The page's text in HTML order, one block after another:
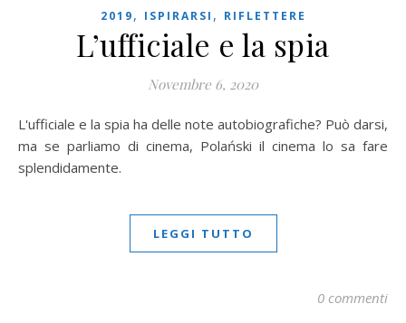
2019, ISPIRARSI , RIFLETTERE
L’ufficiale e la spia
Novembre 6, 2020
L'ufficiale e la spia ha delle note autobiografiche? Può darsi,
ma se parliamo di cinema, Polański il cinema lo sa fare
splendidamente.
LEGGI TUTTO
0 commenti